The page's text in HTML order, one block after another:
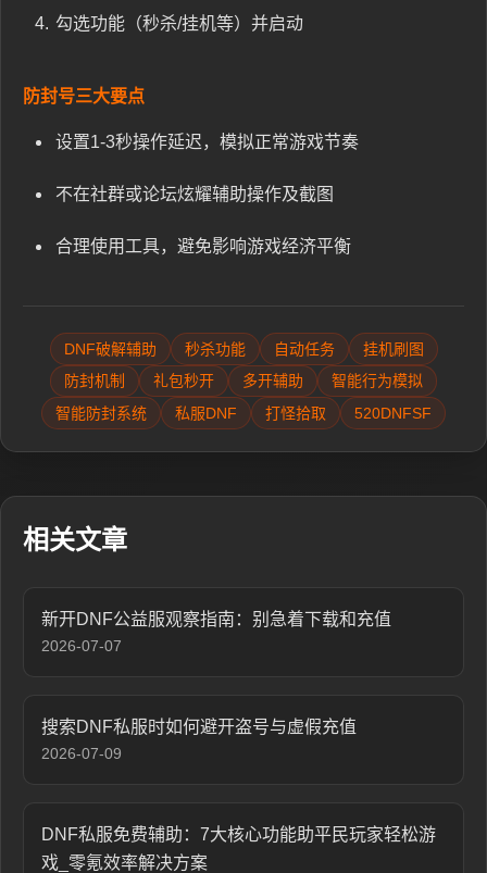
勾选功能（秒杀/挂机等）并启动
防封号三大要点
设置1-3秒操作延迟，模拟正常游戏节奏
不在社群或论坛炫耀辅助操作及截图
合理使用工具，避免影响游戏经济平衡
DNF破解辅助 秒杀功能 自动任务
挂机刷图
防封机制
礼包秒开 多开辅助
智能行为模拟
智能防封系统
私服DNF 打怪拾取 520DNFSF
相关文章
新开DNF公益服观察指南：别急着下载和充值
2026-07-07
搜索DNF私服时如何避开盗号与虚假充值
2026-07-09
DNF私服免费辅助：7大核心功能助平民玩家轻松游
戏_零氪效率解决方案